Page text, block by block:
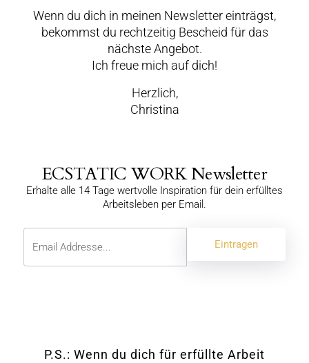
Wenn du dich in meinen Newsletter einträgst,
bekommst du rechtzeitig Bescheid für das
nächste Angebot.
Ich freue mich auf dich!
Herzlich,
Christina
ECSTATIC WORK Newsletter
Erhalte alle 14 Tage wertvolle Inspiration für dein erfülltes
Arbeitsleben per Email.
P.S.: Wenn du dich für erfüllte Arbeit